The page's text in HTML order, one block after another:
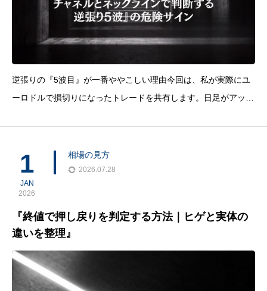
逆張りの『5波目』が一番ややこしい理由今回は、私が実際にユ
ーロドルで損切りになったトレードを共有します。日足がアップ
り、その後の4波戻しからの「5波目」を狙った局面です。
1
JAN
2026
相場の見方
2026.07.28
『終値で押し戻りを判定する方法｜ヒゲと実体の
違いを整理』